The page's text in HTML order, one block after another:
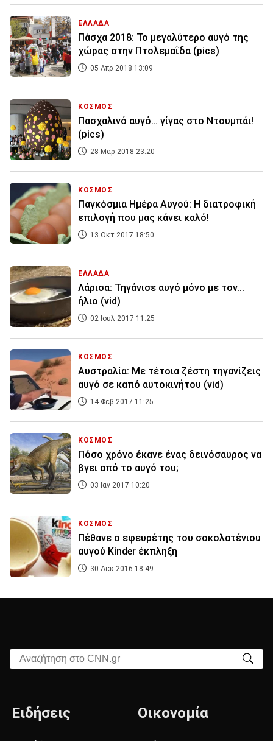
ΕΛΛΑΔΑ
Πάσχα 2018: Το μεγαλύτερο αυγό της
χώρας στην Πτολεμαΐδα (pics)
05 Απρ 2018 13:09
ΚΟΣΜΟΣ
Πασχαλινό αυγό… γίγας στο Ντουμπάι!
(pics)
28 Μαρ 2018 23:20
ΚΟΣΜΟΣ
Παγκόσμια Ημέρα Αυγού: Η διατροφική
επιλογή που μας κάνει καλό!
13 Οκτ 2017 18:50
ΕΛΛΑΔΑ
Λάρισα: Τηγάνισε αυγό μόνο με τον...
ήλιο (vid)
02 Ιουλ 2017 11:25
ΚΟΣΜΟΣ
Αυστραλία: Με τέτοια ζέστη τηγανίζεις
αυγό σε καπό αυτοκινήτου (vid)
14 Φεβ 2017 11:25
ΚΟΣΜΟΣ
Πόσο χρόνο έκανε ένας δεινόσαυρος να
βγει από το αυγό του;
03 Ιαν 2017 10:20
ΚΟΣΜΟΣ
Πέθανε ο εφευρέτης του σοκολατένιου
αυγού Kinder έκπληξη
30 Δεκ 2016 18:49
Αναζήτηση στο CNN.gr
Ειδήσεις Οικονομία